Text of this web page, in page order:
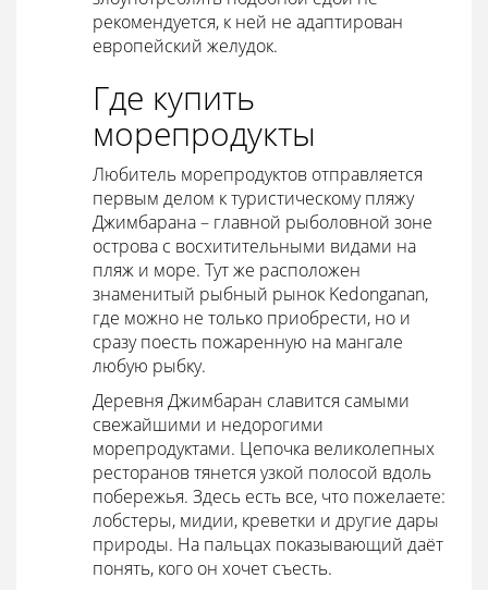
рекомендуется, к ней не адаптирован
европейский желудок.
Где купить
морепродукты
Любитель морепродуктов отправляется
первым делом к туристическому пляжу
Джимбарана – главной рыболовной зоне
острова с восхитительными видами на
пляж и море. Тут же расположен
знаменитый рыбный рынок Kedonganan,
где можно не только приобрести, но и
сразу поесть пожаренную на мангале
любую рыбку.
Деревня Джимбаран славится самыми
свежайшими и недорогими
морепродуктами. Цепочка великолепных
ресторанов тянется узкой полосой вдоль
побережья. Здесь есть все, что пожелаете:
лобстеры, мидии, креветки и другие дары
природы. На пальцах показывающий даёт
понять, кого он хочет съесть.